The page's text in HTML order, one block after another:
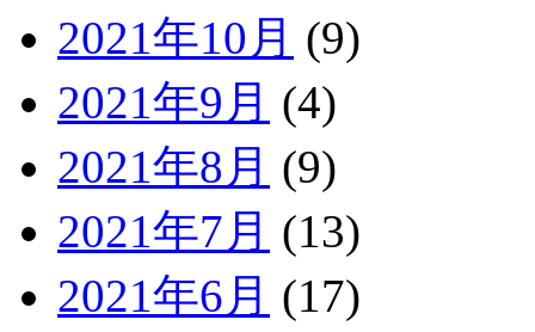
2021年10月 (9)
2021年9月 (4)
2021年8月 (9)
2021年7月 (13)
2021年6月 (17)